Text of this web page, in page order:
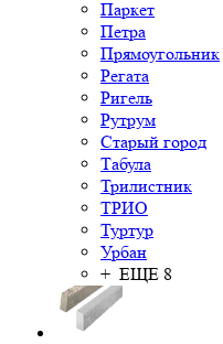
Паркет
Петра
Прямоугольник
Регата
Ригель
Рутрум
Старый город
Табула
Трилистник
ТРИО
Туртур
Урбан
+ ЕЩЕ 8